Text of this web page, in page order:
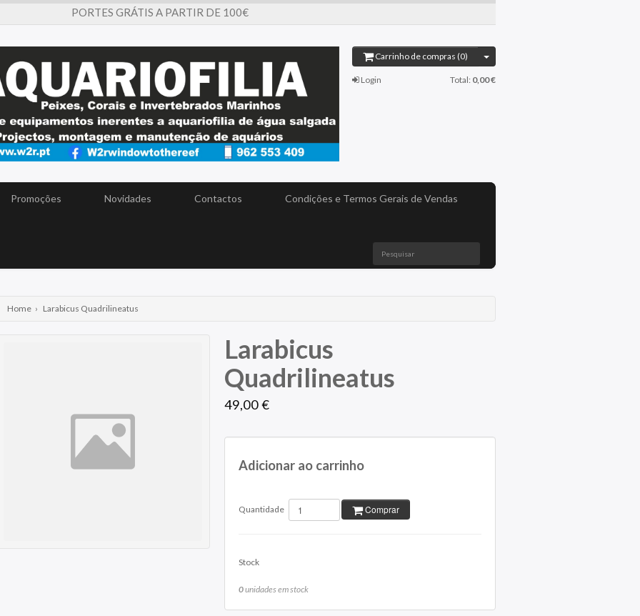
PORTES GRÁTIS A PARTIR DE 100€
Carrinho de compras (0)
Login Total: 0,00 €
Promoções Novidades Contactos Condições e Termos Gerais de Vendas
Home › Larabicus Quadrilineatus
Larabicus
Quadrilineatus
49,00 €
Adicionar ao carrinho
Quantidade Comprar
Stock
0unidades em stock